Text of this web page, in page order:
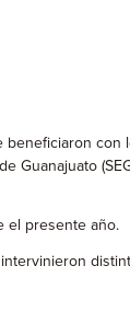
el presente año.